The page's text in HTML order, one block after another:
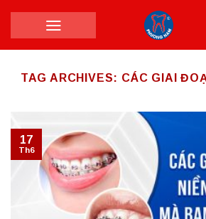
TAG ARCHIVES: CÁC GIAI
17
Th6